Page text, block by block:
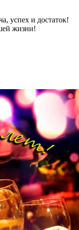
успех и достаток!
жизни!